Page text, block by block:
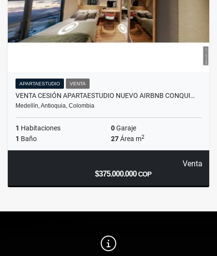
APARTAESTUDIO VENTA
VENTA CESIÓN APARTAESTUDIO NUEVO AIRBNB CONQUI…
Medellín, Antioquia, Colombia
1 Habitaciones 0Garaje
1 Baño 27Área m2
Venta
$375.000.000COP